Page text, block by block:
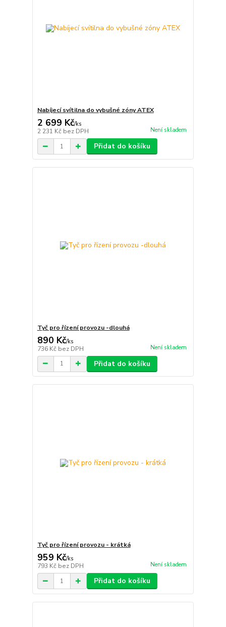
Nabíjecí svítilna do vybušné zóny ATEX
2 699 Kč/ks
2 231 Kč bez DPH Není skladem
Přidat do košíku
Tyč pro řízení provozu -dlouhá
890 Kč/ks
736 Kč bez DPH Není skladem
Přidat do košíku
Tyč pro řízení provozu - krátká
959 Kč/ks
793 Kč bez DPH Není skladem
Přidat do košíku